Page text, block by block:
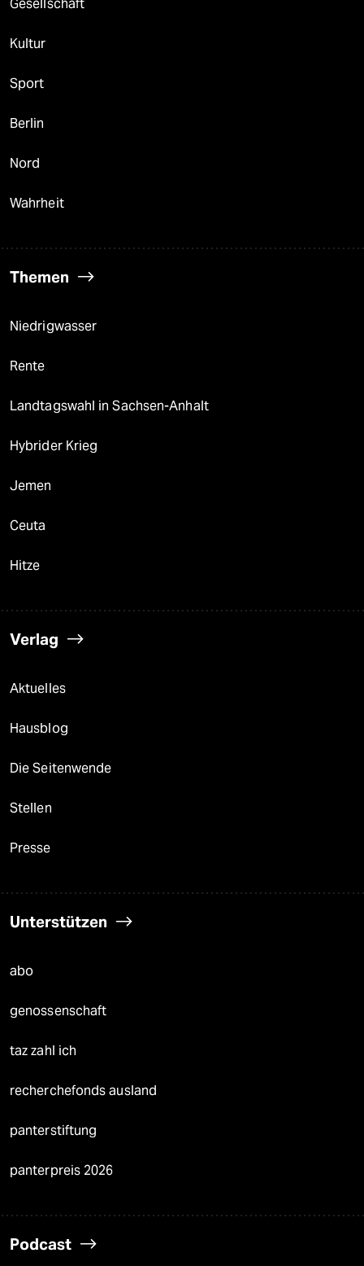
Gesellschaft
Kultur
Sport
Berlin
Nord
Wahrheit
Themen
Niedrigwasser
Rente
Landtagswahl in Sachsen-Anhalt
Hybrider Krieg
Jemen
Ceuta
Hitze
Verlag
Aktuelles
Hausblog
Die Seitenwende
Stellen
Presse
Unterstützen
abo
genossenschaft
taz zahl ich
recherchefonds ausland
panterstiftung
panterpreis 2026
Podcast